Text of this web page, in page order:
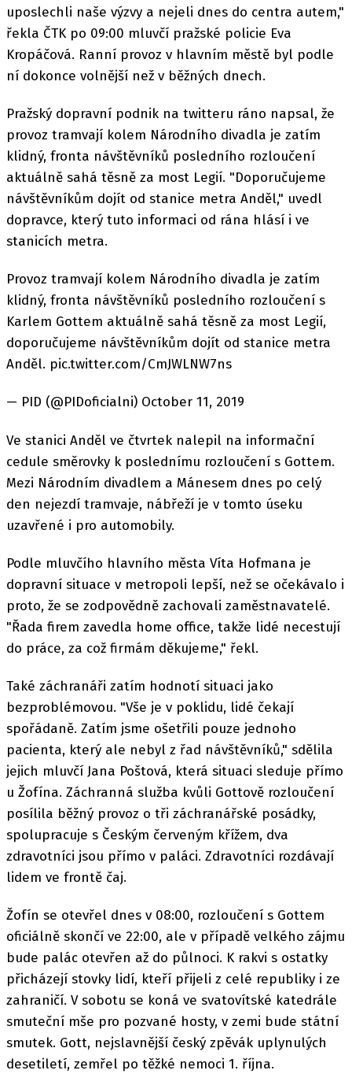
uposlechli naše výzvy a nejeli dnes do centra autem,"
řekla ČTK po 09:00 mluvčí pražské policie Eva
Kropáčová. Ranní provoz v hlavním městě byl podle
ní dokonce volnější než v běžných dnech.
Pražský dopravní podnik na twitteru ráno napsal, že
provoz tramvají kolem Národního divadla je zatím
klidný, fronta návštěvníků posledního rozloučení
aktuálně sahá těsně za most Legií. "Doporučujeme
návštěvníkům dojít od stanice metra Anděl," uvedl
dopravce, který tuto informaci od rána hlásí i ve
stanicích metra.
Provoz tramvají kolem Národního divadla je zatím
klidný, fronta návštěvníků posledního rozloučení s
Karlem Gottem aktuálně sahá těsně za most Legií,
doporučujeme návštěvníkům dojít od stanice metra
Anděl. pic.twitter.com/CmJWLNW7ns
— PID (@PIDoficialni) October 11, 2019
Ve stanici Anděl ve čtvrtek nalepil na informační
cedule směrovky k poslednímu rozloučení s Gottem.
Mezi Národním divadlem a Mánesem dnes po celý
den nejezdí tramvaje, nábřeží je v tomto úseku
uzavřené i pro automobily.
Podle mluvčího hlavního města Víta Hofmana je
dopravní situace v metropoli lepší, než se očekávalo i
proto, že se zodpovědně zachovali zaměstnavatelé.
"Řada firem zavedla home office, takže lidé necestují
do práce, za což firmám děkujeme," řekl.
Také záchranáři zatím hodnotí situaci jako
bezproblémovou. "Vše je v poklidu, lidé čekají
spořádaně. Zatím jsme ošetřili pouze jednoho
pacienta, který ale nebyl z řad návštěvníků," sdělila
jejich mluvčí Jana Poštová, která situaci sleduje přímo
u Žofína. Záchranná služba kvůli Gottově rozloučení
posílila běžný provoz o tři záchranářské posádky,
spolupracuje s Českým červeným křížem, dva
zdravotníci jsou přímo v paláci. Zdravotníci rozdávají
lidem ve frontě čaj.
Žofín se otevřel dnes v 08:00, rozloučení s Gottem
oficiálně skončí ve 22:00, ale v případě velkého zájmu
bude palác otevřen až do půlnoci. K rakvi s ostatky
přicházejí stovky lidí, kteří přijeli z celé republiky i ze
zahraničí. V sobotu se koná ve svatovítské katedrále
smuteční mše pro pozvané hosty, v zemi bude státní
smutek. Gott, nejslavnější český zpěvák uplynulých
desetiletí, zemřel po těžké nemoci 1. října.